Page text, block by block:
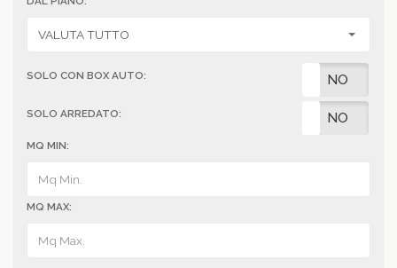
SOLO CON BOX AUTO: NO
SOLO ARREDATO: NO
MQ MIN:
MQ MAX: